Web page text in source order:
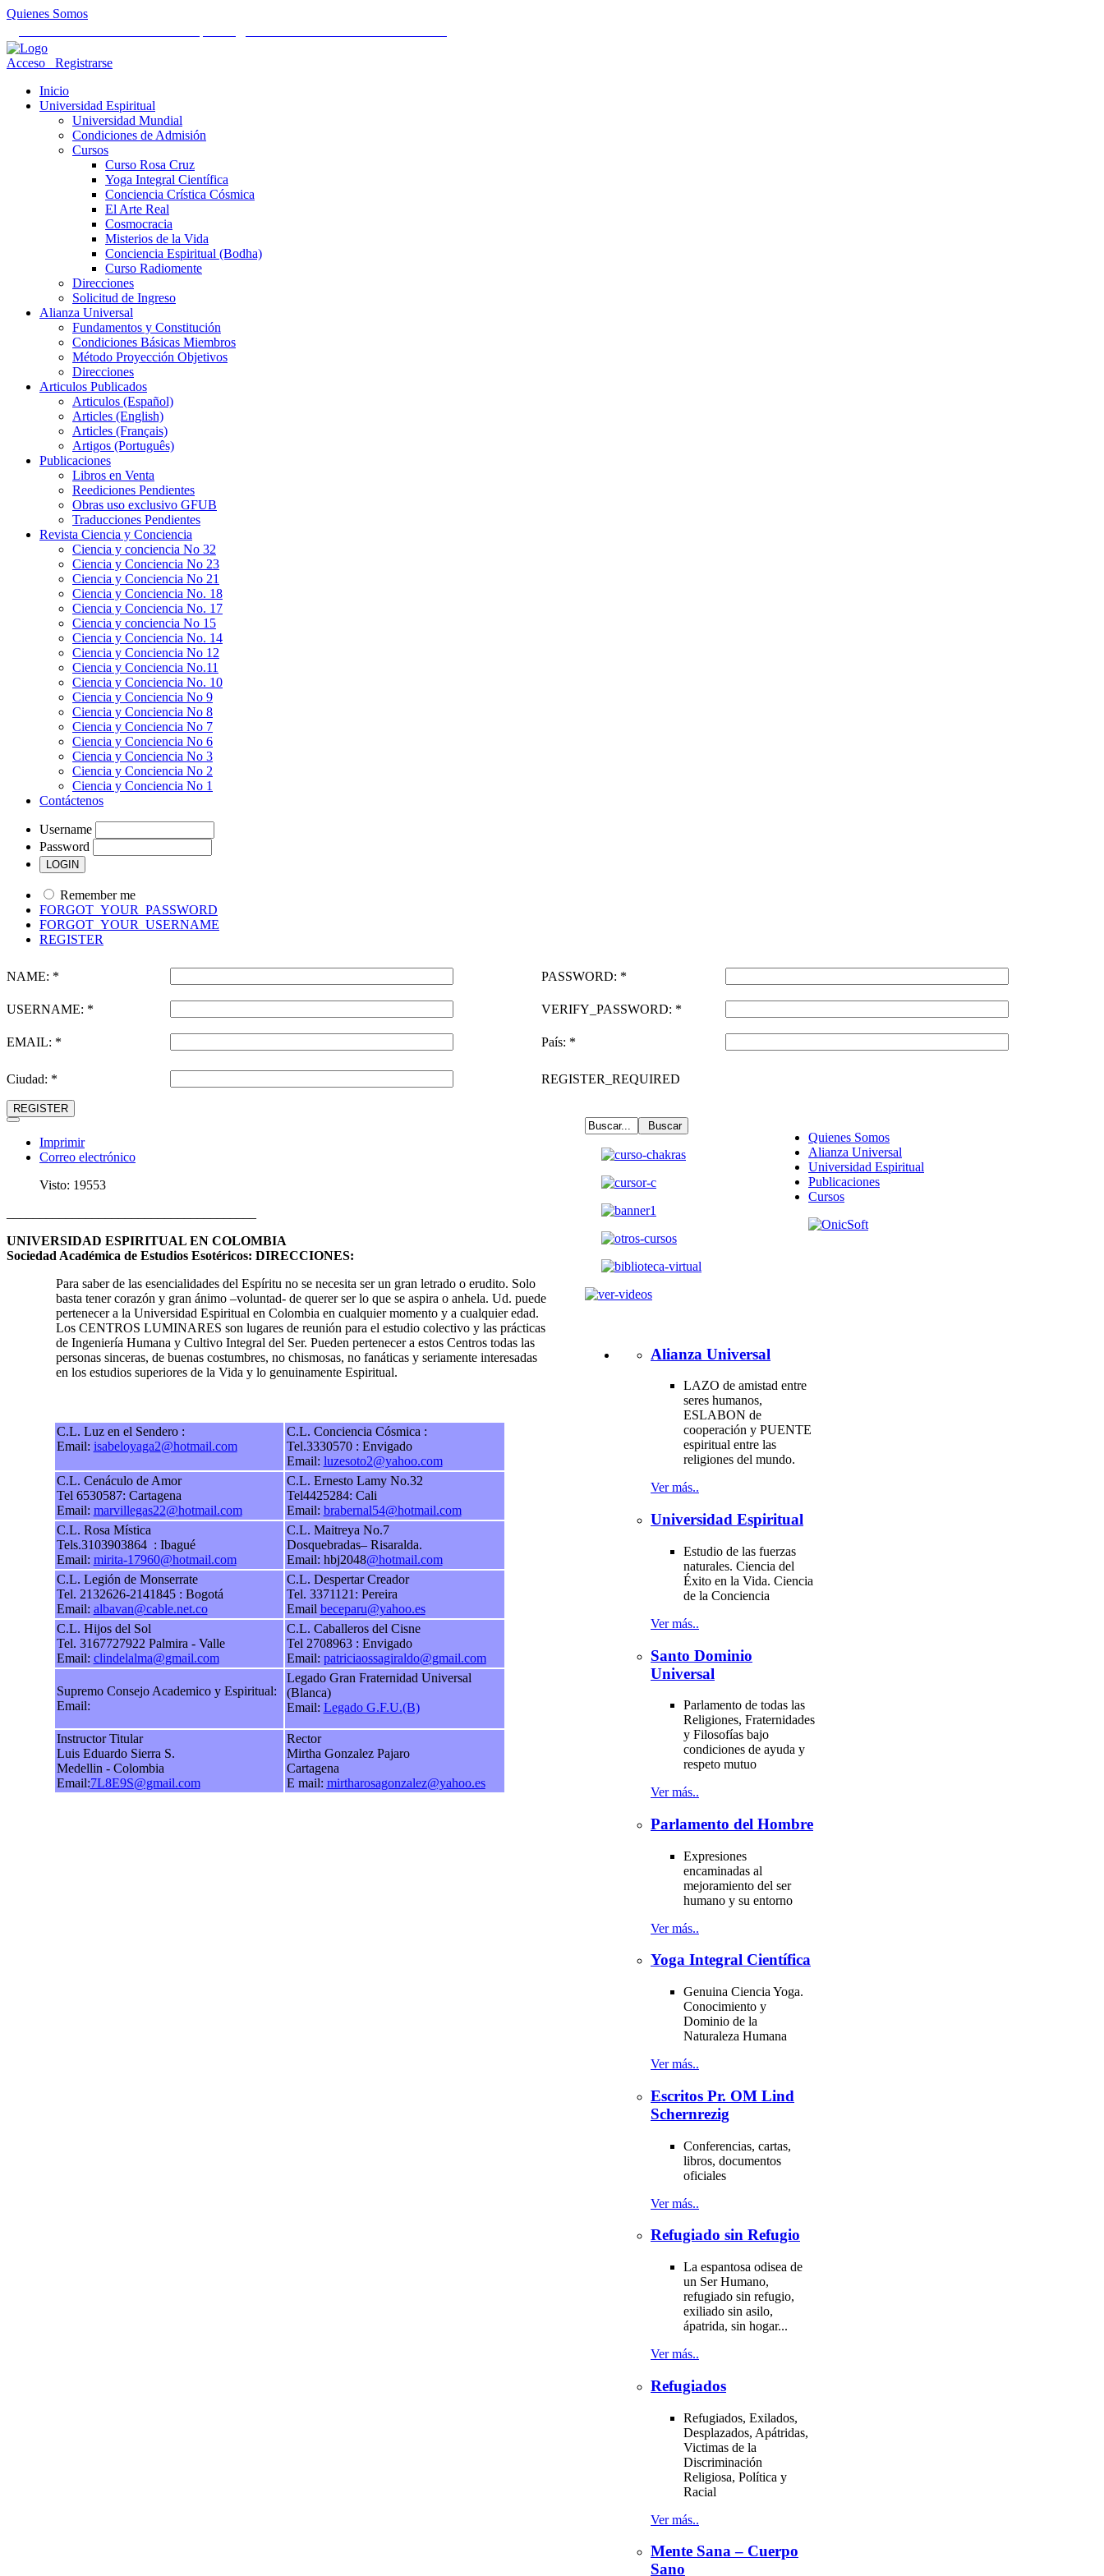
Quienes Somos
Acceso
Registrarse
Inicio
Universidad Espiritual
Universidad Mundial
Condiciones de Admisión
Cursos
Curso Rosa Cruz
Yoga Integral Científica
Conciencia Crística Cósmica
El Arte Real
Cosmocracia
Misterios de la Vida
Conciencia Espiritual (Bodha)
Curso Radiomente
Direcciones
Solicitud de Ingreso
Alianza Universal
Fundamentos y Constitución
Condiciones Básicas Miembros
Método Proyección Objetivos
Direcciones
Articulos Publicados
Articulos (Español)
Articles (English)
Articles (Français)
Artigos (Português)
Publicaciones
Libros en Venta
Reediciones Pendientes
Obras uso exclusivo GFUB
Traducciones Pendientes
Revista Ciencia y Conciencia
Ciencia y conciencia No 32
Ciencia y Conciencia No 23
Ciencia y Conciencia No 21
Ciencia y Conciencia No. 18
Ciencia y Conciencia No. 17
Ciencia y conciencia No 15
Ciencia y Conciencia No. 14
Ciencia y Conciencia No 12
Ciencia y Conciencia No.11
Ciencia y Conciencia No. 10
Ciencia y Conciencia No 9
Ciencia y Conciencia No 8
Ciencia y Conciencia No 7
Ciencia y Conciencia No 6
Ciencia y Conciencia No 3
Ciencia y Conciencia No 2
Ciencia y Conciencia No 1
Contáctenos
Username
Password
Remember me
FORGOT_YOUR_PASSWORD
FORGOT_YOUR_USERNAME
REGISTER
NAME: * PASSWORD: *
USERNAME: * VERIFY_PASSWORD: *
EMAIL: * País: *
Ciudad: * REGISTER_REQUIRED
REGISTER
Imprimir
Correo electrónico
Visto: 19553
UNIVERSIDAD ESPIRITUAL EN COLOMBIA
Sociedad Académica de Estudios Esotéricos: DIRECCIONES:
Para saber de las esencialidades del Espíritu no se necesita ser un gran letrado o erudito. Solo
basta tener corazón y gran ánimo –voluntad- de querer ser lo que se aspira o anhela. Ud. puede
pertenecer a la Universidad Espiritual en Colombia en cualquier momento y a cualquier edad.
Los CENTROS LUMINARES son lugares de reunión para el estudio colectivo y las prácticas
de Ingeniería Humana y Cultivo Integral del Ser. Pueden pertenecer a estos Centros todas las
personas sinceras, de buenas costumbres, no chismosas, no fanáticas y seriamente interesadas
en los estudios superiores de la Vida y lo genuinamente Espiritual.
C.L. Luz en el Sendero :
Email: isabeloyaga2@hotmail.com
C.L. Conciencia Cósmica :
Tel.3330570 : Envigado
Email: luzesoto2@yahoo.com
C.L. Cenáculo de Amor
Tel 6530587: Cartagena
Email: marvillegas22@hotmail.com
C.L. Ernesto Lamy No.32
Tel4425284: Cali
Email: brabernal54@hotmail.com
C.L. Rosa Mística
Tels.3103903864 : Ibagué
Email: mirita-17960@hotmail.com
C.L. Maitreya No.7
Dosquebradas– Risaralda.
Email: hbj2048@hotmail.com
C.L. Legión de Monserrate
Tel. 2132626-2141845 : Bogotá
Email: albavan@cable.net.co
C.L. Despertar Creador
Tel. 3371121: Pereira
Email beceparu@yahoo.es
C.L. Hijos del Sol
Tel. 3167727922 Palmira - Valle
Email: clindelalma@gmail.com
C.L. Caballeros del Cisne
Tel 2708963 : Envigado
Email: patriciaossagiraldo@gmail.com
Supremo Consejo Academico y Espiritual:
Email:
Legado Gran Fraternidad Universal
(Blanca)
Email: Legado G.F.U.(B)
Instructor Titular
Luis Eduardo Sierra S.
Medellin - Colombia
Email:7L8E9S@gmail.com
Rector
Mirtha Gonzalez Pajaro
Cartagena
E mail: mirtharosagonzalez@yahoo.es
Alianza Universal
LAZO de amistad entre
seres humanos,
ESLABON de
cooperación y PUENTE
espiritual entre las
religiones del mundo.
Ver más..
Universidad Espiritual
Estudio de las fuerzas
naturales. Ciencia del
Éxito en la Vida. Ciencia
de la Conciencia
Ver más..
Santo Dominio
Universal
Parlamento de todas las
Religiones, Fraternidades
y Filosofías bajo
condiciones de ayuda y
respeto mutuo
Ver más..
Parlamento del Hombre
Expresiones
encaminadas al
mejoramiento del ser
humano y su entorno
Ver más..
Yoga Integral Científica
Genuina Ciencia Yoga.
Conocimiento y
Dominio de la
Naturaleza Humana
Ver más..
Escritos Pr. OM Lind
Schernrezig
Conferencias, cartas,
libros, documentos
oficiales
Ver más..
Refugiado sin Refugio
La espantosa odisea de
un Ser Humano,
refugiado sin refugio,
exiliado sin asilo,
ápatrida, sin hogar...
Ver más..
Refugiados
Refugiados, Exilados,
Desplazados, Apátridas,
Victimas de la
Discriminación
Religiosa, Política y
Racial
Ver más..
Mente Sana – Cuerpo
Sano
Quienes Somos
Alianza Universal
Universidad Espiritual
Publicaciones
Cursos